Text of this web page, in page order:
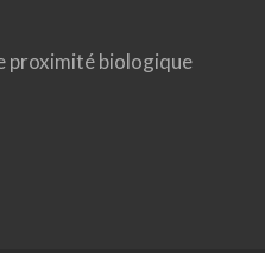
proximité biologique